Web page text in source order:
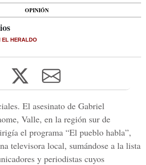
OPINIÓN
EL HERALDO
El asesinato de Gabriel
Valle, en la región sur de
el programa “El pueblo habla”,
televisora local, sumándose a la lista
y periodistas cuyos